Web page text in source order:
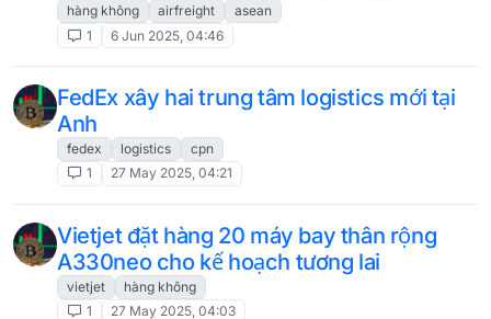
hàng không airfreight
asean
1
6 Jun 2025, 04:46
FedEx xây hai trung tâm logistics mới tại
Anh
fedex logistics
cpn
1
27 May 2025, 04:21
Vietjet đặt hàng 20 máy bay thân rộng
A330neo cho kế hoạch tương lai
vietjet
hàng không
1
27 May 2025, 04:03